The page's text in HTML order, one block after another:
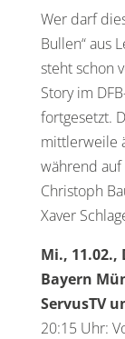
Wer darf
Bullen“ aus
steht schon
Story im
fortgesetzt.
mittlerweile
während auf
Christoph
Xaver
Mi., 11.02.,
Bayern
ServusTV
20:15 Uhr: